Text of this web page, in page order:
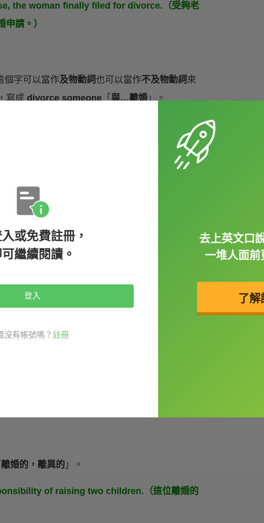
the woman finally filed for divorce.（受夠老
請。）
個字可以當作及物動詞也可以當作不及物動詞 來
寫成divorce someone「與…離婚」。
a young model right away.（那位富有的男
after only three months of marriage.
就離婚了。）
來表示被動，所以
」
divorced.（在分居五年後，他們終於離婚
be divorced ，例如：
他們已經離婚將近 20 年了。）
離婚的，離異的 」。
of raising two children.（這位離婚的
或免費註冊，
繼續閱讀。
登入
沒有帳號嗎？ 註冊
去上英文口
一堆人面前
了解